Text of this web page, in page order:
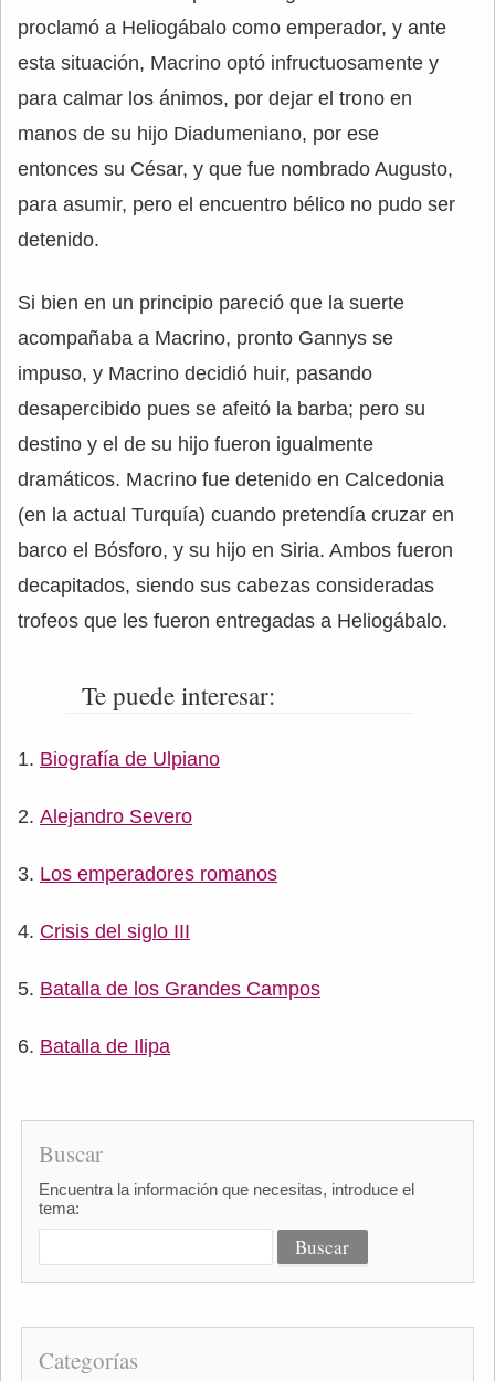
proclamó a Heliogábalo como emperador, y ante
esta situación, Macrino optó infructuosamente y
para calmar los ánimos, por dejar el trono en
manos de su hijo Diadumeniano, por ese
entonces su César, y que fue nombrado Augusto,
para asumir, pero el encuentro bélico no pudo ser
detenido.
Si bien en un principio pareció que la suerte
acompañaba a Macrino, pronto Gannys se
impuso, y Macrino decidió huir, pasando
desapercibido pues se afeitó la barba; pero su
destino y el de su hijo fueron igualmente
dramáticos. Macrino fue detenido en Calcedonia
(en la actual Turquía) cuando pretendía cruzar en
barco el Bósforo, y su hijo en Siria. Ambos fueron
decapitados, siendo sus cabezas consideradas
trofeos que les fueron entregadas a Heliogábalo.
Te puede interesar:
Biografía de Ulpiano
Alejandro Severo
Los emperadores romanos
Crisis del siglo III
Batalla de los Grandes Campos
Batalla de Ilipa
Buscar
Encuentra la información que necesitas, introduce el
tema:
Categorías